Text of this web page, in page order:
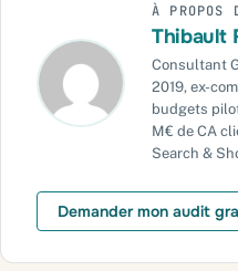
Besoin d'un cadre plus
J'interviens partout en
À PROPOS
Thibault
Consultant
2019, ex-
budgets
M€ de CA
Search &
Demander mon audit